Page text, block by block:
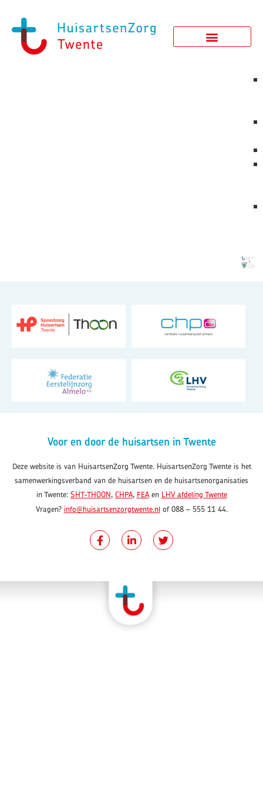
Voor en door de huisartsen in Twente
Deze website is van HuisartsenZorg Twente. HuisartsenZorg Twente is het
samenwerkingsverband van de huisartsen en de huisartsenorganisaties
in Twente: SHT-THOON, CHPA, FEAen LHV afdeling Twente
Vragen? info@huisartsenzorgtwente.nlof 088 – 555 11 44.